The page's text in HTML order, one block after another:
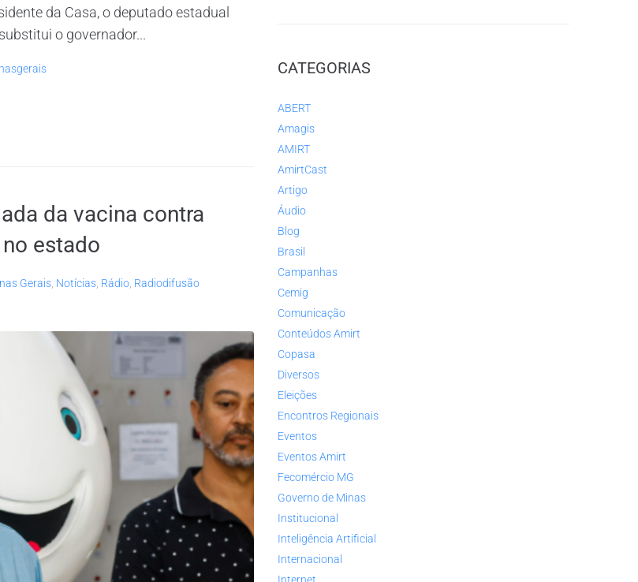
da Casa, o deputado estadual
o governador...
da vacina contra
estado
Gerais Notícias Rádio Radiodifusão
CATEGORIAS
ABERT
Amagis
AMIRT
AmirtCast
Artigo
Áudio
Blog
Brasil
Campanhas
Cemig
Comunicação
Conteúdos Amirt
Copasa
Diversos
Eleições
Encontros Regionais
Eventos
Eventos Amirt
Fecomércio MG
Governo de Minas
Institucional
Inteligência Artificial
Internacional